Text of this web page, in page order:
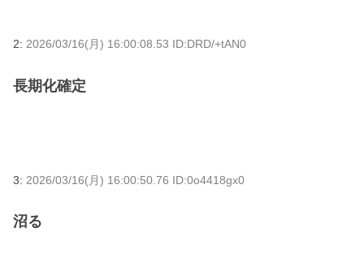
2: 2026/03/16(月) 16:00:08.53 ID:DRD/+tAN0
長期化確定
3: 2026/03/16(月) 16:00:50.76 ID:0o4418gx0
沼る